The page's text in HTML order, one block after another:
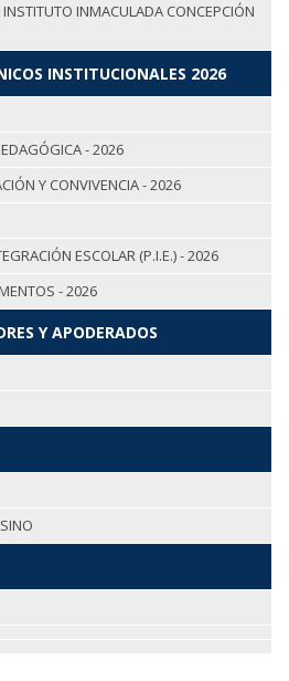
INMACULADA CONCEPCIÓN
INSTITUCIONALES 2026
- 2026
Y CONVIVENCIA - 2026
ESCOLAR (P.I.E.) - 2026
- 2026
Y APODERADOS